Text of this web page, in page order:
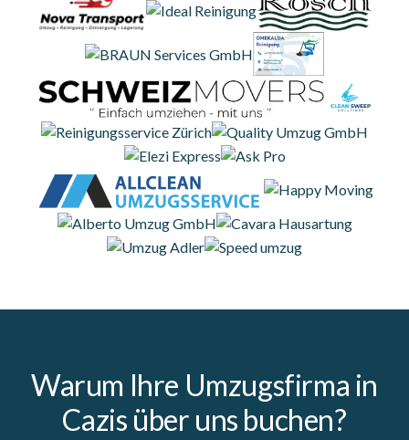
Warum Ihre Umzugsfirma in
Cazis über uns buchen?